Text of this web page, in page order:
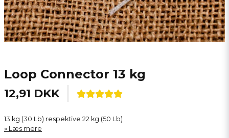
Loop Connector 13 kg
12,91 DKK
13 kg (30 Lb) respektive 22 kg (50 Lb)
Læs mere